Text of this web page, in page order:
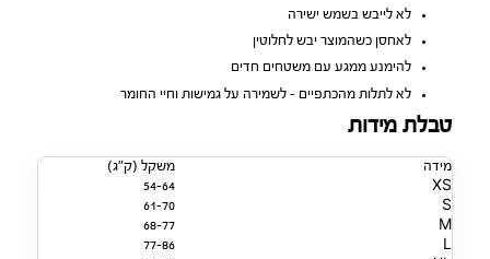
לא לייבש בשמש ישירה
לאחסן כשהמוצר יבש לחלוטין
להימנע ממגע עם משטחים חדים
לא לתלות מהכתפיים – לשמירה על גמישות וחיי החומר
טבלת מידות
מידה
משקל (ק״ג)
XS
54-64
S
61-70
M
68-77
L
77-86